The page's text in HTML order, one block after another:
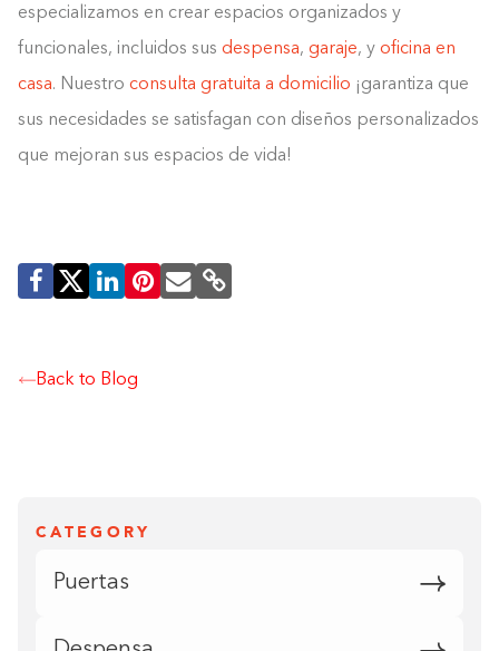
especializamos en crear espacios organizados y
funcionales, incluidos sus despensa, garaje, y oficina en
casa. Nuestro consulta gratuita a domicilio ¡garantiza que
sus necesidades se satisfagan con diseños personalizados
que mejoran sus espacios de vida!
Back to Blog
CATEGORY
Puertas